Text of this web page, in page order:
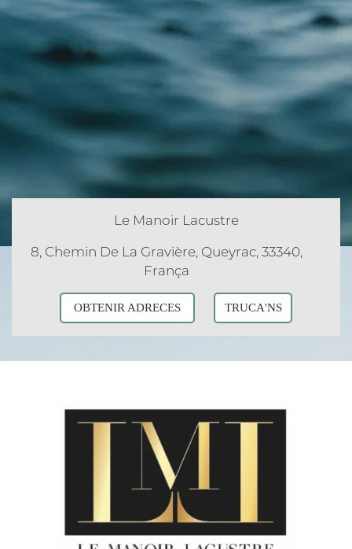
Le Manoir Lacustre
8, Chemin De La Gravière, Queyrac, 33340,
França
OBTENIR ADRECES TRUCA'NS